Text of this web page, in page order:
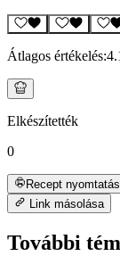
Átlagos értékelés:
Elkészítették
0
Recept
Link másolása
További